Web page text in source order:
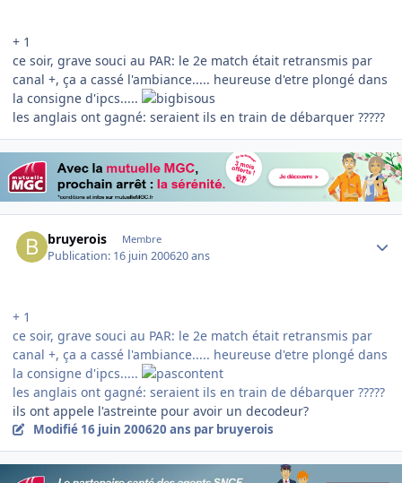
+ 1
ce soir, grave souci au PAR: le 2e match était retransmis par
canal +, ça a cassé l'ambiance..... heureuse d'etre plongé dans
la consigne d'ipcs.....
les anglais ont gagné: seraient ils en train de débarquer ?????
bruyerois Membre
Publication: 16 juin 200620 ans
+ 1
ce soir, grave souci au PAR: le 2e match était retransmis par
canal +, ça a cassé l'ambiance..... heureuse d'etre plongé dans
la consigne d'ipcs.....
les anglais ont gagné: seraient ils en train de débarquer ?????
ils ont appele l'astreinte pour avoir un decodeur?
Modifié 16 juin 200620 ans par bruyerois